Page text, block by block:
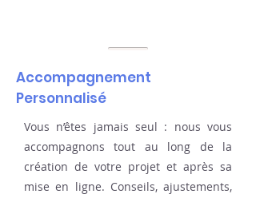
Accompagnement
Personnalisé
Vous n’êtes jamais seul : nous vous
accompagnons tout au long de la
création de votre projet et après sa
mise en ligne. Conseils, ajustements,